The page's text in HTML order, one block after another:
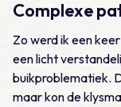
Complexe
Zo werd ik een
een licht
buikproblematiek.
maar kon de